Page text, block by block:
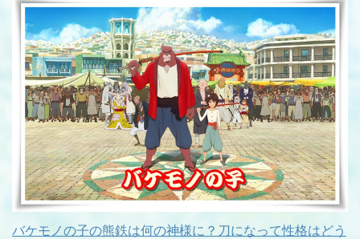
バケモノの子の熊鉄は何の神様に？刀になって性格はどう